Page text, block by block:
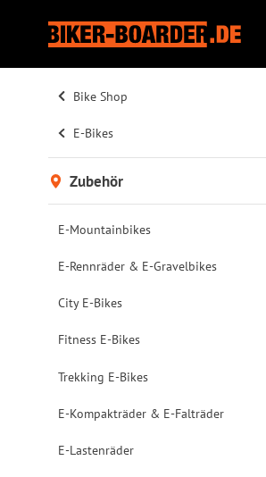
Bike Shop
E-Bikes
Zubehör
E-Mountainbikes
E-Rennräder & E-Gravelbikes
City E-Bikes
Fitness E-Bikes
Trekking E-Bikes
E-Kompakträder & E-Falträder
E-Lastenräder